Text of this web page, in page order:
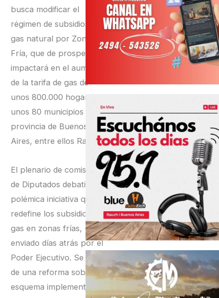
busca modificar el
régimen de subsidios al
gas natural por Zona
Fría, que de prosperar
impactará en el aumento
de la tarifa de gas de
unos 800.000 hogares de
unos 80 municipios de la
provincia de Buenos
Aires, entre ellos Rauch.
El plenario de comisiones
de Diputados debatirá la
polémica iniciativa que
redefine los subsidios al
gas en zonas frías,
enviado días atrás por el
Poder Ejecutivo. Se trata
de una reforma sobre el
esquema implementado